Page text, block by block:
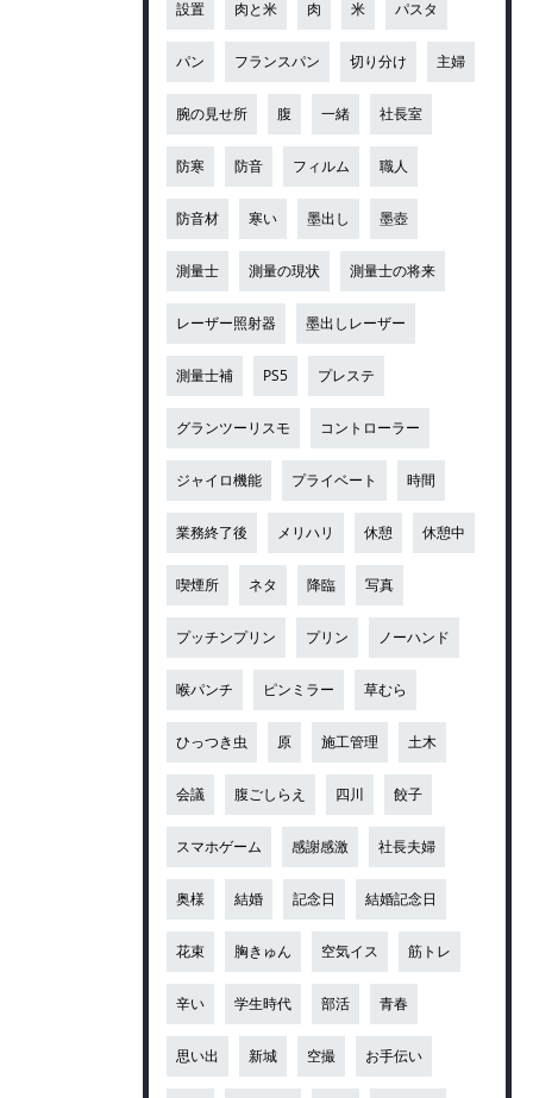
設置 肉と米 肉 米 パスタ
パン フランスパン 切り分け 主婦
腕の見せ所 腹 一緒 社長室
防寒 防音 フィルム 職人
防音材 寒い 墨出し 墨壺
測量士 測量の現状 測量士の将来
レーザー照射器 墨出しレーザー
測量士補 PS5 プレステ
グランツーリスモ コントローラー
ジャイロ機能 プライベート 時間
業務終了後 メリハリ 休憩 休憩中
喫煙所 ネタ 降臨 写真
プッチンプリン プリン ノーハンド
喉パンチ ピンミラー 草むら
ひっつき虫 原 施工管理 土木
会議 腹ごしらえ 四川 餃子
スマホゲーム 感謝感激 社長夫婦
奥様 結婚 記念日 結婚記念日
花束 胸きゅん 空気イス 筋トレ
辛い 学生時代 部活 青春
思い出 新城 空撮 お手伝い